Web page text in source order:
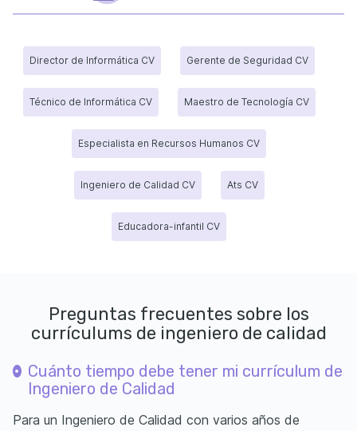
Director de Informática CV Gerente de Seguridad CV
Técnico de Informática CV Maestro de Tecnología CV
Especialista en Recursos Humanos CV
Ingeniero de Calidad CV Ats CV
Educadora-infantil CV
Preguntas frecuentes sobre los
currículums de ingeniero de calidad
Cuánto tiempo debe tener mi currículum de
Ingeniero de Calidad
Para un Ingeniero de Calidad con varios años de